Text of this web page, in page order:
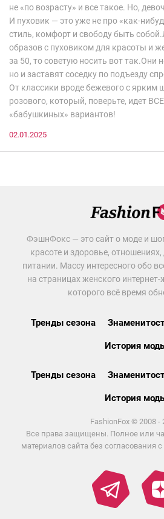
не «по возрасту» и все такое. Но,
И пуховик — это уже не про «как-
стиль, комфорт и свободу быть
образов с пуховиком для красоты и
за 50, то советую носить вот так.Они
но и заставят соседку по подъезду
От классики вроде бежевого с ярким
розового, который, поверьте, идет
«бабушкиных» вариантов!
02.01.2025
ФэшнФокс — это сайт о моде и
красоте и здоровье,
питании. Массу интересного обо
на страницах женского
которого всё время
Тренды сезона
История
Тренды сезона
История
FashionFox © 2008 -
Все права защищены. Полное или
материалов сайта без согласования